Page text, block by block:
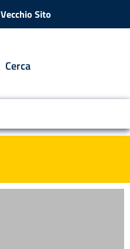
Vecchio Sito
Cerca